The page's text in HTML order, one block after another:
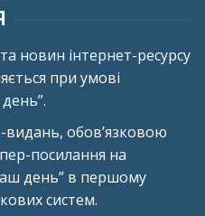
новин інтернет-ресурсу
при умові
видань, обов’язковою
посилання на
день” в першому
систем.